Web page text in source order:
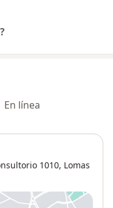
En línea
1010, Lomas